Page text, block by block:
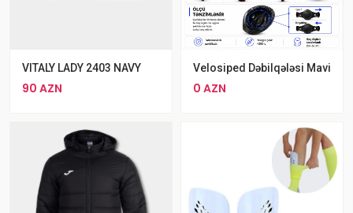
VITALY LADY 2403 NAVY
90 AZN
Velosiped Dəbilqələsi Mavi
0 AZN